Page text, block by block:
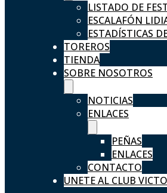
LISTADO DE
ESCALAFÓN
ESTADÍSTICAS
TOREROS
TIENDA
SOBRE NOSOTROS
NOTICIAS
ENLACES
PEÑAS
ENLACES
CONTACTO
UNETE AL CLUB